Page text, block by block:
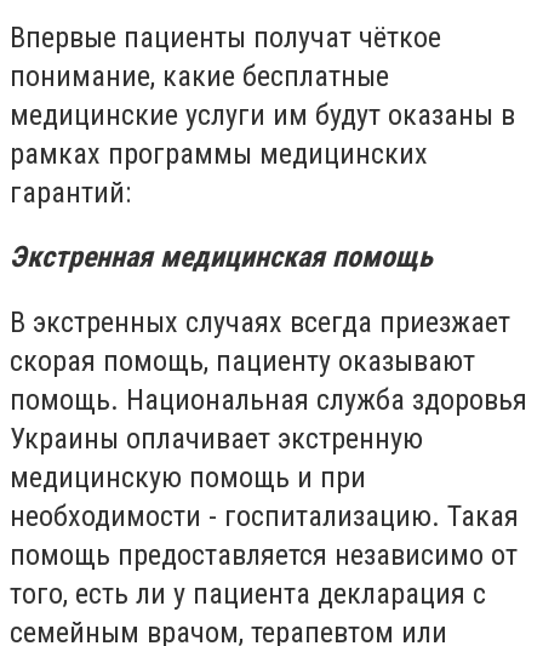
Впервые пациенты получат чёткое
понимание, какие бесплатные
медицинские услуги им будут оказаны в
рамках программы медицинских
гарантий:
Экстренная медицинская помощь
В экстренных случаях всегда приезжает
скорая помощь, пациенту оказывают
помощь. Национальная служба здоровья
Украины оплачивает экстренную
медицинскую помощь и при
необходимости - госпитализацию. Такая
помощь предоставляется независимо от
того, есть ли у пациента декларация с
семейным врачом, терапевтом или